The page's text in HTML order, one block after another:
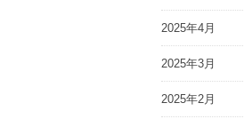
2025年4月
2025年3月
2025年2月